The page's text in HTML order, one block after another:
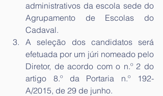
administrativos da escola sede do
Agrupamento de Escolas do
Cadaval.
A seleção dos candidatos será
efetuada por um júri nomeado pelo
Diretor, de acordo com o n.º 2 do
artigo 8.º da Portaria n.º 192-
A/2015, de 29 de junho.